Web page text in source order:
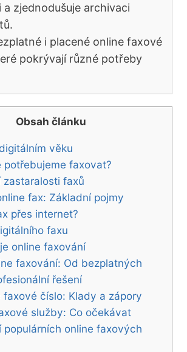
a zjednodušuje archivaci
i placené online faxové
pokrývají různé potřeby
Obsah článku
věku
potřebujeme faxovat?
zastaralosti faxů
fax: Základní pojmy
přes internet?
faxu
online faxování
faxování: Od bezplatných
řešení
faxové číslo: Klady a zápory
služby: Co očekávat
populárních online faxových